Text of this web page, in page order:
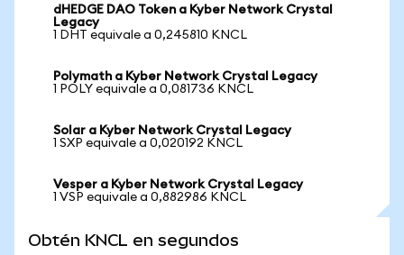
dHEDGE DAO Token a Kyber Network Crystal
Legacy
1 DHT equivale a 0,245810 KNCL
Polymath a Kyber Network Crystal Legacy
1 POLY equivale a 0,081736 KNCL
Solar a Kyber Network Crystal Legacy
1 SXP equivale a 0,020192 KNCL
Vesper a Kyber Network Crystal Legacy
1 VSP equivale a 0,882986 KNCL
Obtén KNCL en segundos